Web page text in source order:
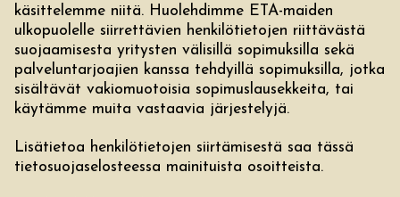
käsittelemme niitä. Huolehdimme ETA-maiden
ulkopuolelle siirrettävien henkilötietojen riittävästä
suojaamisesta yritysten välisillä sopimuksilla sekä
palveluntarjoajien kanssa tehdyillä sopimuksilla, jotka
sisältävät vakiomuotoisia sopimuslausekkeita, tai
käytämme muita vastaavia järjestelyjä.
Lisätietoa henkilötietojen siirtämisestä saa tässä
tietosuojaselosteessa mainituista osoitteista.